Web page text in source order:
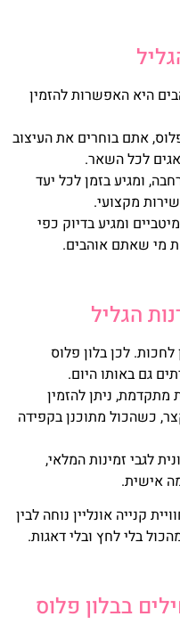
היא האפשרות להזמין
אתם בוחרים את העיצוב
לכל השאר.
ומגיע בזמן לכל יעד
מקצועי.
ומגיע בדיוק כפי
מי שאתם אוהבים.
הגליל
לכן בלון פלוס
גם באותו היום.
מתקדמת, ניתן להזמין
כשהכול מתוכנן בקפידה
לגבי זמינות המלאי,
אישית.
קנייה אונליין נוחה לבין
בלי לחץ ובלי דאגות.
בבלון פלוס